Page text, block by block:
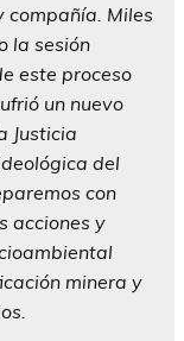
compañía. Miles
la sesión
este proceso
un nuevo
Justicia
del
con
acciones y
minera y